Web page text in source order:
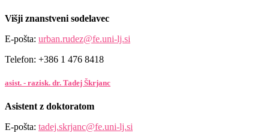
Višji znanstveni sodelavec
E-pošta: urban.rudez@fe.uni-lj.si
Telefon: +386 1 476 8418
asist. - razisk. dr. Tadej Škrjanc
Asistent z doktoratom
E-pošta: tadej.skrjanc@fe.uni-lj.si